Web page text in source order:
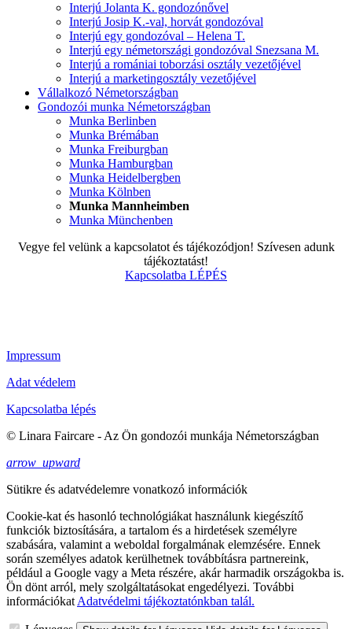
Interjú Jolanta K. gondozónővel
Interjú Josip K.-val, horvát gondozóval
Interjú egy gondozóval – Helena T.
Interjú egy németországi gondozóval Snezsana M.
Interjú a romániai toborzási osztály vezetőjével
Interjú a marketingosztály vezetőjével
Vállalkozó Németországban
Gondozói munka Németországban
Munka Berlinben
Munka Brémában
Munka Freiburgban
Munka Hamburgban
Munka Heidelbergben
Munka Kölnben
Munka Mannheimben
Munka Münchenben
Vegye fel velünk a kapcsolatot és tájékozódjon! Szívesen adunk
tájékoztatást!
Kapcsolatba LÉPÉS
Impressum
Adat védelem
Kapcsolatba lépés
© Linara Faircare - Az Ön gondozói munkája Németországban
arrow_upward
Sütikre és adatvédelemre vonatkozó információk
Cookie-kat és hasonló technológiákat használunk kiegészítő
funkciók biztosítására, a tartalom és a hirdetések személyre
szabására, valamint a weboldal forgalmának elemzésére. Ennek
során személyes adatok kerülhetnek továbbításra partnereink,
például a Google vagy a Meta részére, akár harmadik országokba is.
Ön dönt arról, mely szolgáltatásokat engedélyezi. További
információkat Adatvédelmi tájékoztatónkban talál.